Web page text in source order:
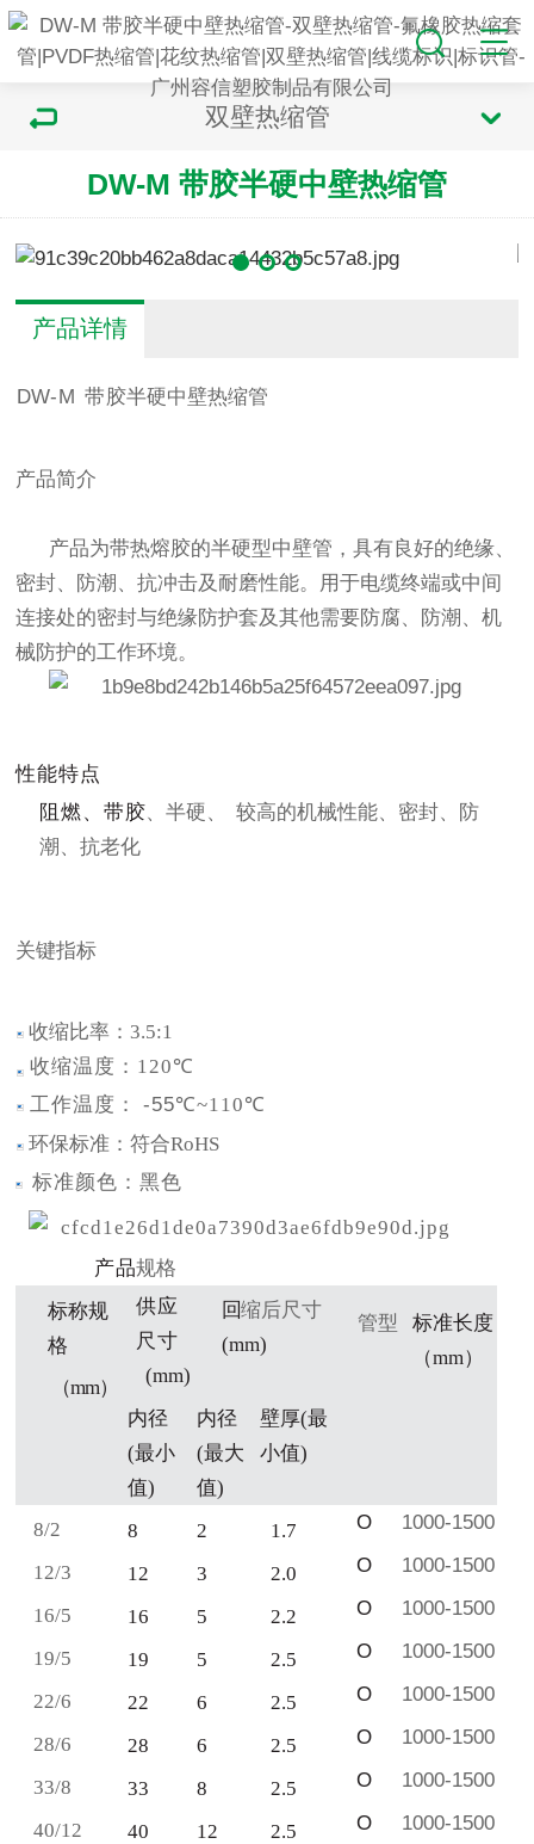
双壁热缩管
DW-M 带胶半硬中壁热缩管
产品详情
DW-M 带胶半硬中壁热缩管
产品简介
产品为带热熔胶的半硬型中壁管，具有良好的绝缘、
密封、防潮、抗冲击及耐磨性能。用于电缆终端或中间
连接处的密封与绝缘防护套及其他需要防腐、防潮、机
械防护的工作环境。
性能特点
阻燃、带胶、半硬、
较高的机械性能、密封、防
潮、抗老化
关键指标
收缩比率：3.5:1
收缩温度： 120℃
工作温度：
-55℃~110℃
环保标准：符合RoHS
标准颜色：黑色
产品规格
标称规
格
（mm）
供应
尺寸
(mm)
回缩后尺寸
(mm)
管型 标准长度
（mm）
内径
(最小
值)
内径
(最大
值)
壁厚(最
小值)
8/2 8 2 1.7 O 1000-1500
12/3 12 3 2.0 O 1000-1500
16/5 16 5 2.2 O 1000-1500
19/5 19 5 2.5 O 1000-1500
22/6 22 6 2.5 O 1000-1500
28/6 28 6 2.5 O 1000-1500
33/8 33 8 2.5 O 1000-1500
40/12 40 12 2.5 O 1000-1500